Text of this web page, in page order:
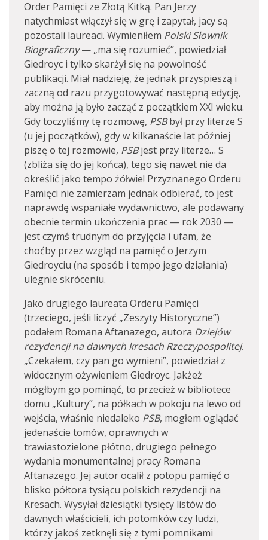
Order Pamięci ze Złotą Kitką. Pan Jerzy
natychmiast włączył się w grę i zapytał, jacy są
pozostali laureaci. Wymieniłem Polski Słownik
Biograficzny— „ma się rozumieć”, powiedział
Giedroyc i tylko skarżył się na powolność
publikacji. Miał nadzieję, że jednak przyspieszą i
zaczną od razu przygotowywać następną edycję,
aby można ją było zacząć z początkiem XXI wieku.
Gdy toczyliśmy tę rozmowę, PSBbył przy literze S
(u jej początków), gdy w kilkanaście lat później
piszę o tej rozmowie, PSBjest przy literze… S
(zbliża się do jej końca), tego się nawet nie da
określić jako tempo żółwie! Przyznanego Orderu
Pamięci nie zamierzam jednak odbierać, to jest
naprawdę wspaniałe wydawnictwo, ale podawany
obecnie termin ukończenia prac — rok 2030 —
jest czymś trudnym do przyjęcia i ufam, że
choćby przez wzgląd na pamięć o Jerzym
Giedroyciu (na sposób i tempo jego działania)
ulegnie skróceniu.
Jako drugiego laureata Orderu Pamięci
(trzeciego, jeśli liczyć „Zeszyty Historyczne”)
podałem Romana Aftanazego, autora Dziejów
rezydencji na dawnych kresach Rzeczypospolitej.
„Czekałem, czy pan go wymieni”, powiedział z
widocznym ożywieniem Giedroyc. Jakżeż
mógłbym go pominąć, to przecież w bibliotece
domu „Kultury”, na półkach w pokoju na lewo od
wejścia, właśnie niedaleko PSB, mogłem oglądać
jedenaście tomów, oprawnych w
trawiastozielone płótno, drugiego pełnego
wydania monumentalnej pracy Romana
Aftanazego. Jej autor ocalił z potopu pamięć o
blisko półtora tysiącu polskich rezydencji na
Kresach. Wysyłał dziesiątki tysięcy listów do
dawnych właścicieli, ich potomków czy ludzi,
którzy jakoś zetknęli się z tymi pomnikami